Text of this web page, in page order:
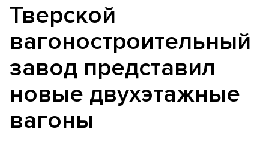
Тверской
вагоностроительный
завод представил
новые двухэтажные
вагоны